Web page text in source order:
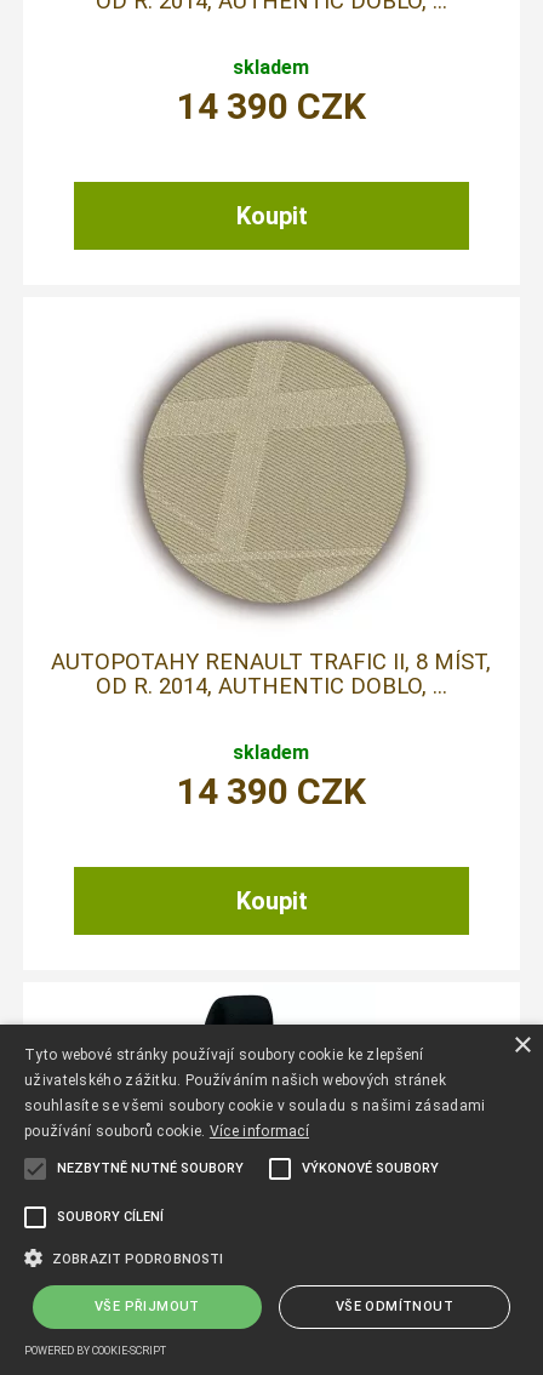
skladem
14 390 CZK
AUTOPOTAHY RENAULT TRAFIC II, 8 MÍST,
OD R. 2014, AUTHENTIC DOBLO, ...
skladem
14 390 CZK
AUTOPOTAHY RENAULT TRAFIC II, 8 MÍST,
×
Tyto webové stránky používají soubory cookie ke zlepšení
uživatelského zážitku. Používáním našich webových stránek
souhlasíte se všemi soubory cookie v souladu s našimi zásadami
používání souborů cookie. Více informací
NEZBYTNĚ NUTNÉ SOUBORY VÝKONOVÉ SOUBORY
SOUBORY CÍLENÍ
ZOBRAZIT PODROBNOSTI
VŠE PŘIJMOUT VŠE ODMÍTNOUT
POWERED BY COOKIE-SCRIPT